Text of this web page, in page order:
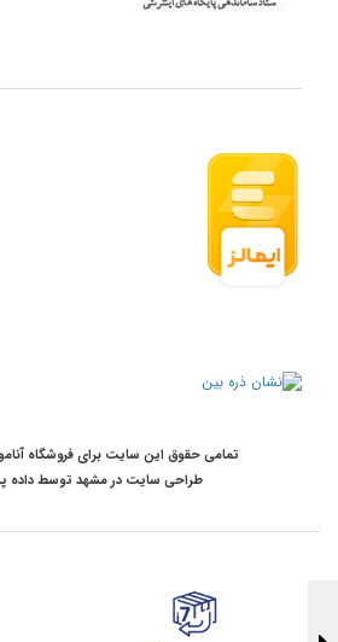
تمامی حقوق این سایت برای فروشگاه
طراحی سایت در مشهد توسطداده